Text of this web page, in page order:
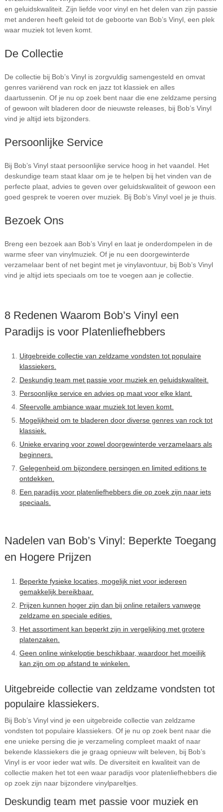
en geluidskwaliteit. Zijn liefde voor vinyl en het delen van zijn passie
met anderen heeft geleid tot de geboorte van Bob’s Vinyl, een plek
waar muziek tot leven komt.
De Collectie
De collectie bij Bob’s Vinyl is zorgvuldig samengesteld en omvat
genres variërend van rock en jazz tot klassiek en alles
daartussenin. Of je nu op zoek bent naar die ene zeldzame persing
of gewoon wilt bladeren door de nieuwste releases, bij Bob’s Vinyl
vind je altijd iets bijzonders.
Persoonlijke Service
Bij Bob’s Vinyl staat persoonlijke service hoog in het vaandel. Het
deskundige team staat klaar om je te helpen bij het vinden van de
perfecte plaat, advies te geven over geluidskwaliteit of gewoon een
goed gesprek te voeren over muziek. Bij Bob’s Vinyl voel je je thuis.
Bezoek Ons
Breng een bezoek aan Bob’s Vinyl en laat je onderdompelen in de
warme sfeer van vinylmuziek. Of je nu een doorgewinterde
verzamelaar bent of net begint met je vinylavontuur, bij Bob’s Vinyl
vind je altijd iets speciaals om toe te voegen aan je collectie.
8 Redenen Waarom Bob’s Vinyl een
Paradijs is voor Platenliefhebbers
Uitgebreide collectie van zeldzame vondsten tot populaire
klassiekers.
Deskundig team met passie voor muziek en geluidskwaliteit.
Persoonlijke service en advies op maat voor elke klant.
Sfeervolle ambiance waar muziek tot leven komt.
Mogelijkheid om te bladeren door diverse genres van rock tot
klassiek.
Unieke ervaring voor zowel doorgewinterde verzamelaars als
beginners.
Gelegenheid om bijzondere persingen en limited editions te
ontdekken.
Een paradijs voor platenliefhebbers die op zoek zijn naar iets
speciaals.
Nadelen van Bob’s Vinyl: Beperkte Toegang
en Hogere Prijzen
Beperkte fysieke locaties, mogelijk niet voor iedereen
gemakkelijk bereikbaar.
Prijzen kunnen hoger zijn dan bij online retailers vanwege
zeldzame en speciale edities.
Het assortiment kan beperkt zijn in vergelijking met grotere
platenzaken.
Geen online winkeloptie beschikbaar, waardoor het moeilijk
kan zijn om op afstand te winkelen.
Uitgebreide collectie van zeldzame vondsten tot
populaire klassiekers.
Bij Bob’s Vinyl vind je een uitgebreide collectie van zeldzame
vondsten tot populaire klassiekers. Of je nu op zoek bent naar die
ene unieke persing die je verzameling compleet maakt of naar
bekende klassiekers die je graag opnieuw wilt beleven, bij Bob’s
Vinyl is er voor ieder wat wils. De diversiteit en kwaliteit van de
collectie maken het tot een waar paradijs voor platenliefhebbers die
op zoek zijn naar bijzondere vinylpareltjes.
Deskundig team met passie voor muziek en